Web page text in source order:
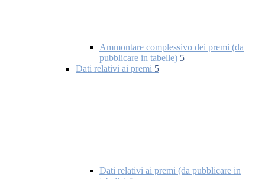
Ammontare complessivo dei premi (da
pubblicare in tabelle) 5
Dati relativi ai premi 5
Dati relativi ai premi (da pubblicare in